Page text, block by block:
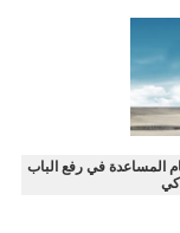
المساعدة في رفع الباب